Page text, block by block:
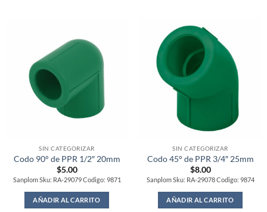
SIN CATEGORIZAR
Codo 90° de PPR 1/2″ 20mm
$5.00
Sanplom Sku: RA-29079 Codigo: 9871
AÑADIR AL CARRITO
SIN CATEGORIZAR
Codo 45° de PPR 3/4″ 25mm
$8.00
Sanplom Sku: RA-29078 Codigo: 9874
AÑADIR AL CARRITO